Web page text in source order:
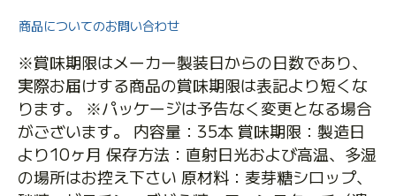
商品についてのお問い合わせ
※賞味期限はメーカー製装日からの日数であり、
実際お届けする商品の賞味期限は表記より短くな
ります。 ※パッケージは予告なく変更となる場合
がございます。 内容量：35本 賞味期限：製造日
より10ヶ月 保存方法：直射日光および高温、多湿
の場所はお控え下さい 原材料：麦芽糖シロップ、